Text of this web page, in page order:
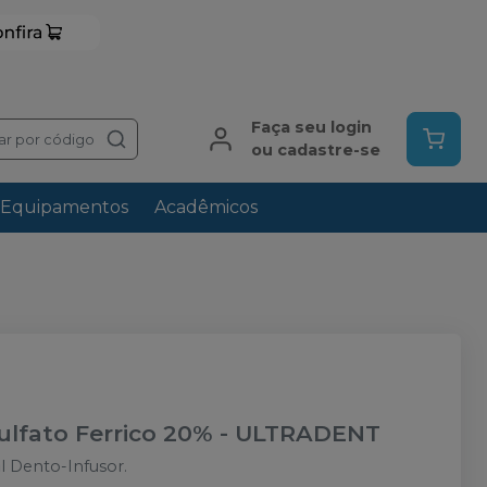
por código
Faça seu login
ou cadastre-se
Equipamentos Acadêmicos
Ferrico 20% - ULTRADENT
Dento-Infusor.